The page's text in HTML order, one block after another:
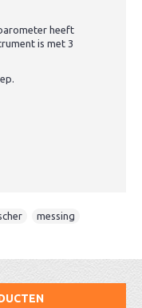
heeft
is met 3
messing